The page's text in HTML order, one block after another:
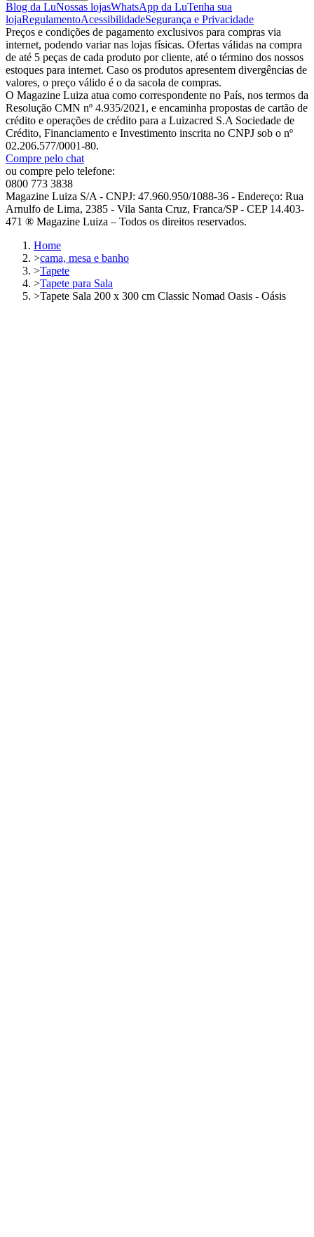
Blog da LuNossas lojasWhatsApp da LuTenha sua
lojaRegulamentoAcessibilidadeSegurança e Privacidade
Preços e condições de pagamento exclusivos para compras via
internet, podendo variar nas lojas físicas. Ofertas válidas na compra
de até 5 peças de cada produto por cliente, até o término dos nossos
estoques para internet. Caso os produtos apresentem divergências de
valores, o preço válido é o da sacola de compras.
O Magazine Luiza atua como correspondente no País, nos termos da
Resolução CMN nº 4.935/2021, e encaminha propostas de cartão de
crédito e operações de crédito para a Luizacred S.A Sociedade de
Crédito, Financiamento e Investimento inscrita no CNPJ sob o nº
02.206.577/0001-80.
Compre pelo chat
ou compre pelo telefone:
0800 773 3838
Magazine Luiza S/A - CNPJ: 47.960.950/1088-36 - Endereço: Rua
Arnulfo de Lima, 2385 - Vila Santa Cruz, Franca/SP - CEP 14.403-
471 ® Magazine Luiza – Todos os direitos reservados.
Home
>cama, mesa e banho
>Tapete
>Tapete para Sala
>Tapete Sala 200 x 300 cm Classic Nomad Oasis - Oásis